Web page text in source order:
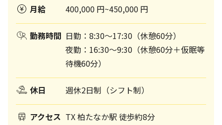
月給 400,000 円~450,000 円
勤務時間 日勤：8:30～17:30（休憩60分）
夜勤：16:30～9:30（休憩60分＋仮眠等
待機60分）
休日 週休2日制（シフト制）
アクセス TX 柏たなか駅 徒歩約8分